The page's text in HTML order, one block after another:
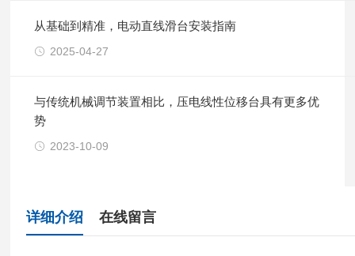
从基础到精准，电动直线滑台安装指南
2025-04-27
与传统机械调节装置相比，压电线性位移台具有更多优
势
2023-10-09
详细介绍 在线留言